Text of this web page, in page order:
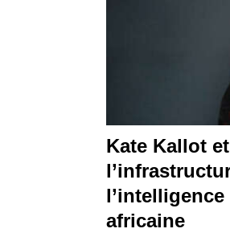
Kate Kallot
africaine